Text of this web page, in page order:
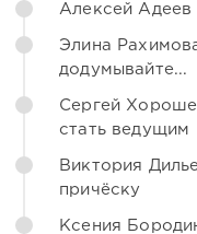
Алексей Адеев
Элина
додумывайте...
Сергей
стать ведущим
Виктория
причёску
Ксения